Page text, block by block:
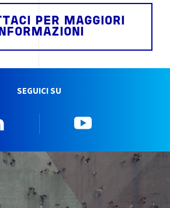
PER MAGGIORI
INFORMAZIONI
SEGUICI SU